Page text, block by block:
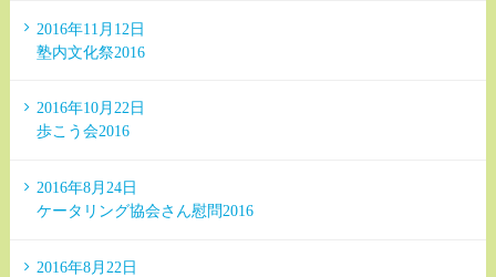
2016年11月12日
塾内文化祭2016
2016年10月22日
歩こう会2016
2016年8月24日
ケータリング協会さん慰問2016
2016年8月22日